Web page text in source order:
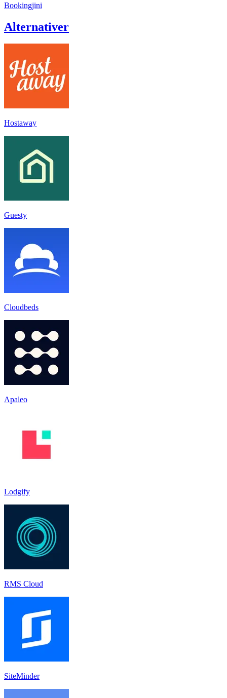
Bookingjini
Alternativer
Hostaway
Guesty
Cloudbeds
Apaleo
Lodgify
RMS Cloud
SiteMinder